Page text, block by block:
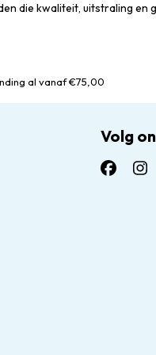
die kwaliteit, uitstraling en
al vanaf €75,00
Volg